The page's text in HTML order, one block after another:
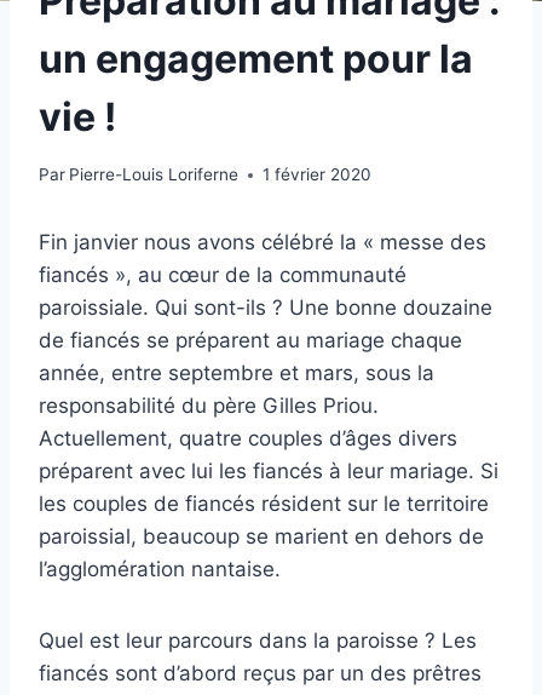
un engagement pour la
vie !
Par Pierre-Louis Loriferne 1 février 2020
Fin janvier nous avons célébré la « messe des
fiancés », au cœur de la communauté
paroissiale. Qui sont-ils ? Une bonne douzaine
de fiancés se préparent au mariage chaque
année, entre septembre et mars, sous la
responsabilité du père Gilles Priou.
Actuellement, quatre couples d’âges divers
préparent avec lui les fiancés à leur mariage. Si
les couples de fiancés résident sur le territoire
paroissial, beaucoup se marient en dehors de
l’agglomération nantaise.
Quel est leur parcours dans la paroisse ? Les
fiancés sont d’abord reçus par un des prêtres